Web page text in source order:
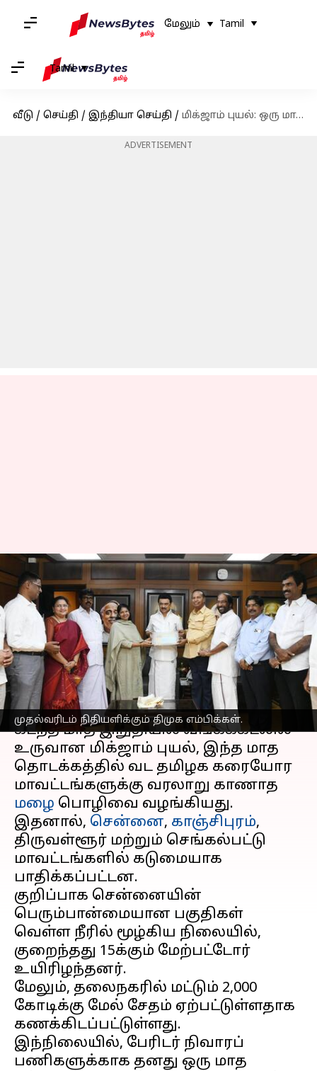
மேலும் Tamil
Tamil
வீடு / செய்தி / இந்தியா செய்தி / மிக்ஜாம் புயல்: ஒரு மாத ஊதியத்தை நிவாரண நிதியாக வழங்கிய திமுக எம்பிக்கள்
ADVERTISEMENT
முதல்வரிடம் நிதியளிக்கும் திமுக எம்பிக்கள்.
மிக்ஜாம் புயல்: ஒரு மாத
ஊதியத்தை நிவாரண
நிதியாக வழங்கிய திமுக
எம்பிக்கள்
எழுதியவர் Srinath r Dec 16, 2023 02:54 pm
செய்தி முன்னோட்டம்
கடந்த மாத இறுதியில் வங்கக்கடலில்
உருவான மிக்ஜாம் புயல், இந்த மாத
தொடக்கத்தில் வட தமிழக கரையோர
மாவட்டங்களுக்கு வரலாறு காணாத
மழை பொழிவை வழங்கியது.
இதனால், சென்னை, காஞ்சிபுரம்,
திருவள்ளூர் மற்றும் செங்கல்பட்டு
மாவட்டங்களில் கடுமையாக
பாதிக்கப்பட்டன.
குறிப்பாக சென்னையின்
பெரும்பான்மையான பகுதிகள்
வெள்ள நீரில் மூழ்கிய நிலையில்,
குறைந்தது 15க்கும் மேற்பட்டோர்
உயிரிழந்தனர்.
மேலும், தலைநகரில் மட்டும் ₹2,000
கோடிக்கு மேல் சேதம் ஏற்பட்டுள்ளதாக
கணக்கிடப்பட்டுள்ளது.
இந்நிலையில், பேரிடர் நிவாரப்
பணிகளுக்காக தனது ஒரு மாத